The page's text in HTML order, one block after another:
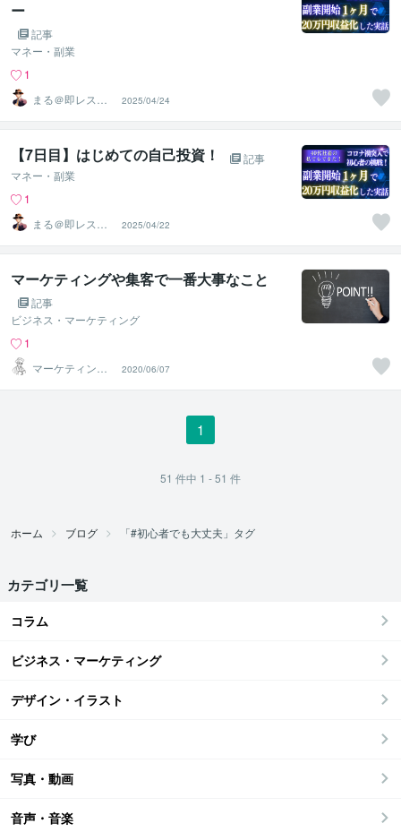
ー
記事
マネー・副業
1
まる＠即レス＆
スピード対応
2025/04/24
【7日目】はじめての自己投資！
記事
マネー・副業
1
まる＠即レス＆
スピード対応
2025/04/22
マーケティングや集客で一番大事なこと
記事
ビジネス・マーケティング
1
マーケティング
ドクター
2020/06/07
1
51 件中 1 - 51 件
ホーム ブログ 「#初心者でも大丈夫」タグ
カテゴリ一覧
コラム
ビジネス・マーケティング
デザイン・イラスト
学び
写真・動画
音声・音楽